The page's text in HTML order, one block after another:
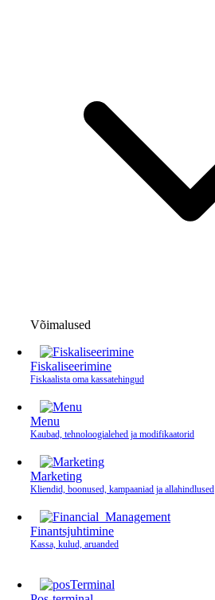
Võimalused
Fiskaliseerimine
Fiskaalista oma kassatehingud
Menu
Kaubad, tehnoloogialehed ja modifikaatorid
Marketing
Kliendid, boonused, kampaaniad ja allahindlused
Finantsjuhtimine
Kassa, kulud, aruanded